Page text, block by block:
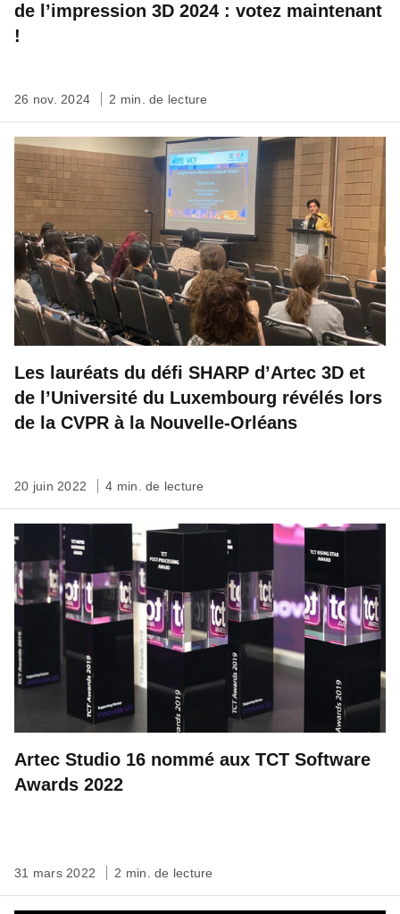
de l’impression 3D 2024 : votez maintenant
!
26 nov. 2024 2 min. de lecture
Les lauréats du défi SHARP d’Artec 3D et
de l’Université du Luxembourg révélés lors
de la CVPR à la Nouvelle-Orléans
20 juin 2022 4 min. de lecture
Artec Studio 16 nommé aux TCT Software
Awards 2022
31 mars 2022 2 min. de lecture